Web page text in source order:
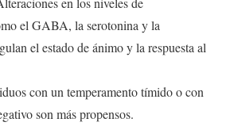
el GABA, la serotonina y la
el estado de ánimo y la respuesta al
con un temperamento tímido o con
son más propensos.